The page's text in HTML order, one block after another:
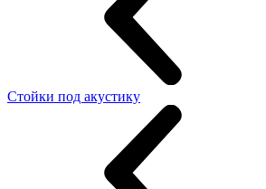
Стойки под акустику